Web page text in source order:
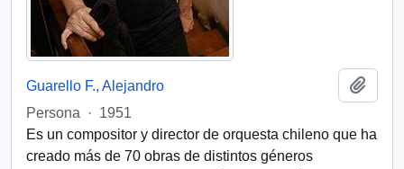
Guarello F., Alejandro
Persona
· 1951
Es un compositor y director de orquesta chileno que ha
creado más de 70 obras de distintos géneros